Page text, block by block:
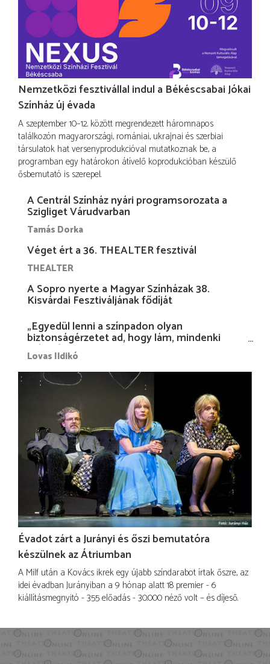
Nemzetközi fesztivállal indul a Békéscsabai Jókai
Színház új évada
A szeptember 10–12. között megrendezett háromnapos
találkozón magyarországi, romániai, ukrajnai és szerbiai
társulatok hat versenyprodukcióval mutatkoznak be, a
programban egy határokon átívelő koprodukcióban készülő
ősbemutató is szerepel.
A Centrál Színház nyári programsorozata a
Szigliget Várudvarban
Tamás Dorka
Véget ért a 36. THEALTER fesztivál
THEALTER
A Sopro nyerte a Magyar Színházak 38.
Kisvárdai Fesztiváljának fődíját
„Egyedül lenni a színpadon olyan
biztonságérzetet ad, hogy lám, mindenki
más nélkül is megvagyok magammal…”
Lovas Ildikó
Évadot zárt a Jurányi és őszi bemutatóra
készülnek az Átriumban
A Milf után a Kovács ikrek egy újabb színdarabot írtak őszre, az
idei évadban Jurányiban a 9 hónap alatt 18 premier - 6
kiállításmegnyitó - 355 előadás - 30.000 néző volt – és díjeső.